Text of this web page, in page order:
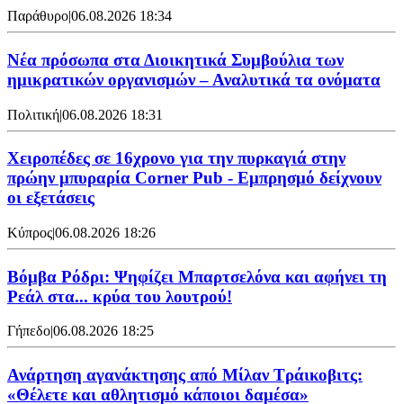
Παράθυρο|06.08.2026 18:34
Νέα πρόσωπα στα Διοικητικά Συμβούλια των
ημικρατικών οργανισμών – Αναλυτικά τα ονόματα
Πολιτική|06.08.2026 18:31
Χειροπέδες σε 16χρονο για την πυρκαγιά στην
πρώην μπυραρία Corner Pub - Εμπρησμό δείχνουν
οι εξετάσεις
Κύπρος|06.08.2026 18:26
Βόμβα Ρόδρι: Ψηφίζει Μπαρτσελόνα και αφήνει τη
Ρεάλ στα... κρύα του λουτρού!
Γήπεδο|06.08.2026 18:25
Ανάρτηση αγανάκτησης από Μίλαν Τράικοβιτς:
«Θέλετε και αθλητισμό κάποιοι δαμέσα»